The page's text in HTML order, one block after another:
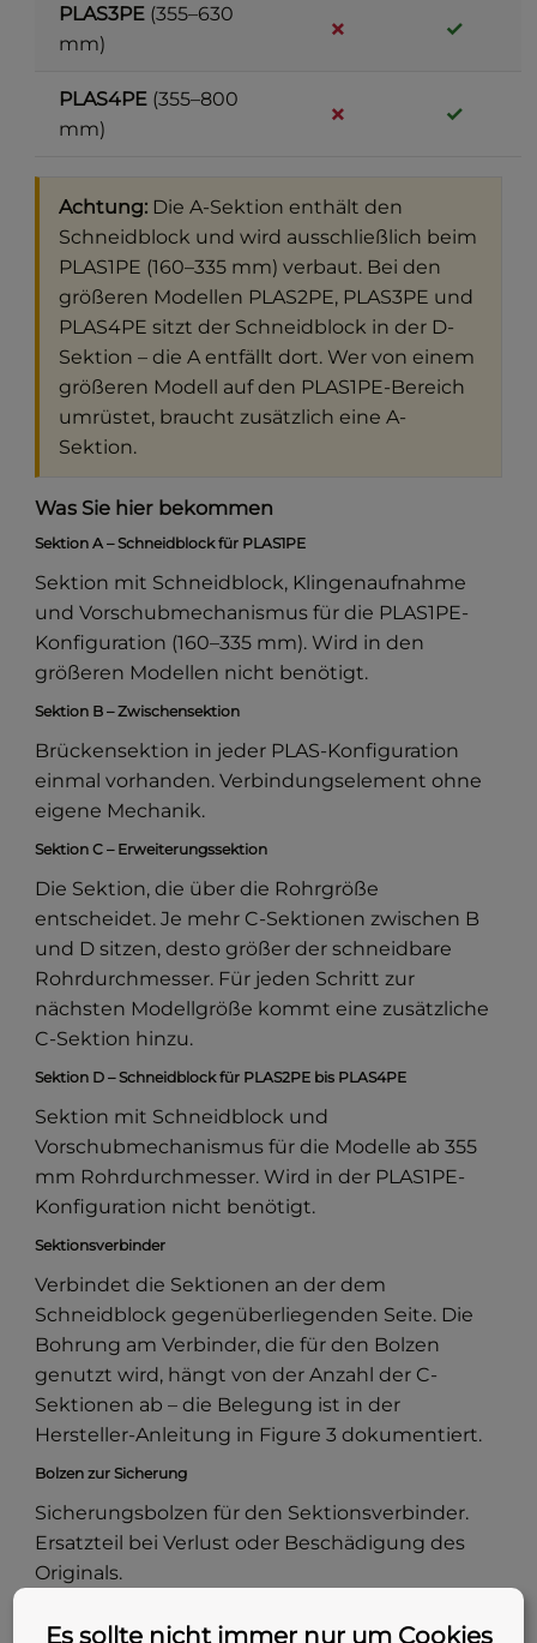
PLAS3PE (355–630
mm)
✗ ✓
PLAS4PE (355–800
mm)
✗ ✓
Achtung: Die A-Sektion enthält den
Schneidblock und wird ausschließlich beim
PLAS1PE (160–335 mm) verbaut. Bei den
größeren Modellen PLAS2PE, PLAS3PE und
PLAS4PE sitzt der Schneidblock in der D-
Sektion – die A entfällt dort. Wer von einem
größeren Modell auf den PLAS1PE-Bereich
umrüstet, braucht zusätzlich eine A-
Sektion.
Was Sie hier bekommen
Sektion A – Schneidblock für PLAS1PE
Sektion mit Schneidblock, Klingenaufnahme
und Vorschubmechanismus für die PLAS1PE-
Konfiguration (160–335 mm). Wird in den
größeren Modellen nicht benötigt.
Sektion B – Zwischensektion
Brückensektion in jeder PLAS-Konfiguration
einmal vorhanden. Verbindungselement ohne
eigene Mechanik.
Sektion C – Erweiterungssektion
Die Sektion, die über die Rohrgröße
entscheidet. Je mehr C-Sektionen zwischen B
und D sitzen, desto größer der schneidbare
Rohrdurchmesser. Für jeden Schritt zur
nächsten Modellgröße kommt eine zusätzliche
C-Sektion hinzu.
Sektion D – Schneidblock für PLAS2PE bis PLAS4PE
Sektion mit Schneidblock und
Vorschubmechanismus für die Modelle ab 355
mm Rohrdurchmesser. Wird in der PLAS1PE-
Konfiguration nicht benötigt.
Sektionsverbinder
Verbindet die Sektionen an der dem
Schneidblock gegenüberliegenden Seite. Die
Bohrung am Verbinder, die für den Bolzen
genutzt wird, hängt von der Anzahl der C-
Sektionen ab – die Belegung ist in der
Hersteller-Anleitung in Figure 3 dokumentiert.
Bolzen zur Sicherung
Sicherungsbolzen für den Sektionsverbinder.
Ersatzteil bei Verlust oder Beschädigung des
Originals.
Es sollte nicht immer nur um Cookies